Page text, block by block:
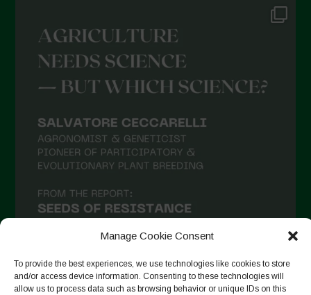
Manage Cookie Consent
To provide the best experiences, we use technologies like cookies to store
and/or access device information. Consenting to these technologies will
allow us to process data such as browsing behavior or unique IDs on this
Settembre 2021
Agosto 2021
Luglio 2021
Aprile 2021
Febbraio 2021
Novembre 2020